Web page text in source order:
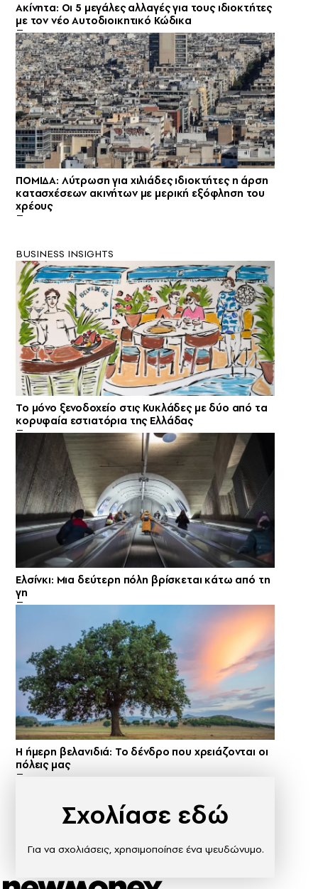
Ακίνητα: Οι 5 μεγάλες αλλαγές για τους ιδιοκτήτες
με τον νέο Αυτοδιοικητικό Κώδικα
ΠΟΜΙΔΑ: Λύτρωση για χιλιάδες ιδιοκτήτες η άρση
κατασχέσεων ακινήτων με μερική εξόφληση του
χρέους
BUSINESS INSIGHTS
Το μόνο ξενοδοχείο στις Κυκλάδες με δύο από τα
κορυφαία εστιατόρια της Ελλάδας
Ελσίνκι: Mια δεύτερη πόλη βρίσκεται κάτω από τη
γη
Η ήμερη βελανιδιά: Το δένδρο που χρειάζονται οι
πόλεις μας
Σχολίασε εδώ
Για να σχολιάσεις, χρησιμοποίησε ένα ψευδώνυμο.